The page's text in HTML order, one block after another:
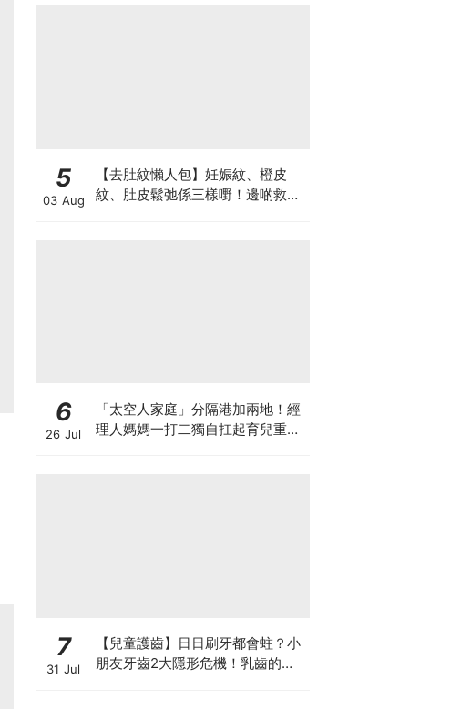
5
03 Aug
【去肚紋懶人包】妊娠紋、橙皮
紋、肚皮鬆弛係三樣嘢！邊啲救得
6
26 Jul
「太空人家庭」分隔港加兩地！經
理人媽媽一打二獨自扛起育兒重
7
31 Jul
【兒童護齒】日日刷牙都會蛀？小
朋友牙齒2大隱形危機！乳齒的琺